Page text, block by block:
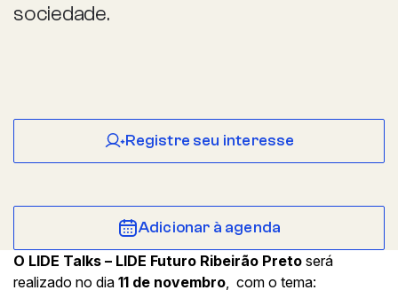
sociedade.
Registre seu interesse
Adicionar à agenda
O LIDE Talks – LIDE Futuro Ribeirão Preto será
realizado no dia 11 de novembro , com o tema: